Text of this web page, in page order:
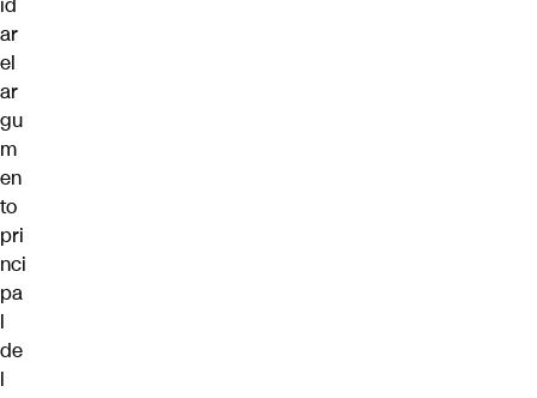
id
ar
el
ar
gu
m
en
to
pri
nci
pa
l
de
l